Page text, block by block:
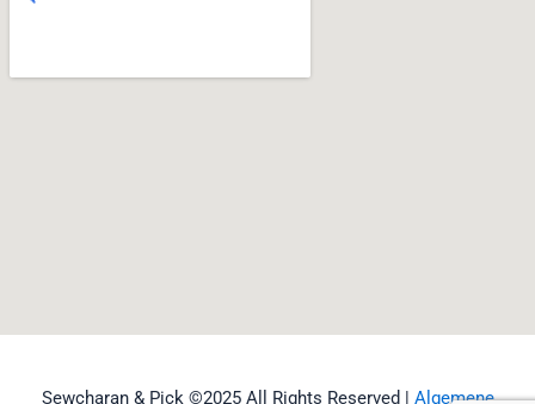
Sewcharan & Pick ©2025 All Rights Reserved | Algemene